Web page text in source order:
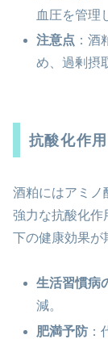
血圧を管理
注意点 ：
め、過剰摂
抗酸化作用
酒粕にはアミノ
強力な抗酸化作
下の健康効果が
生活習慣病
減。
肥満予防